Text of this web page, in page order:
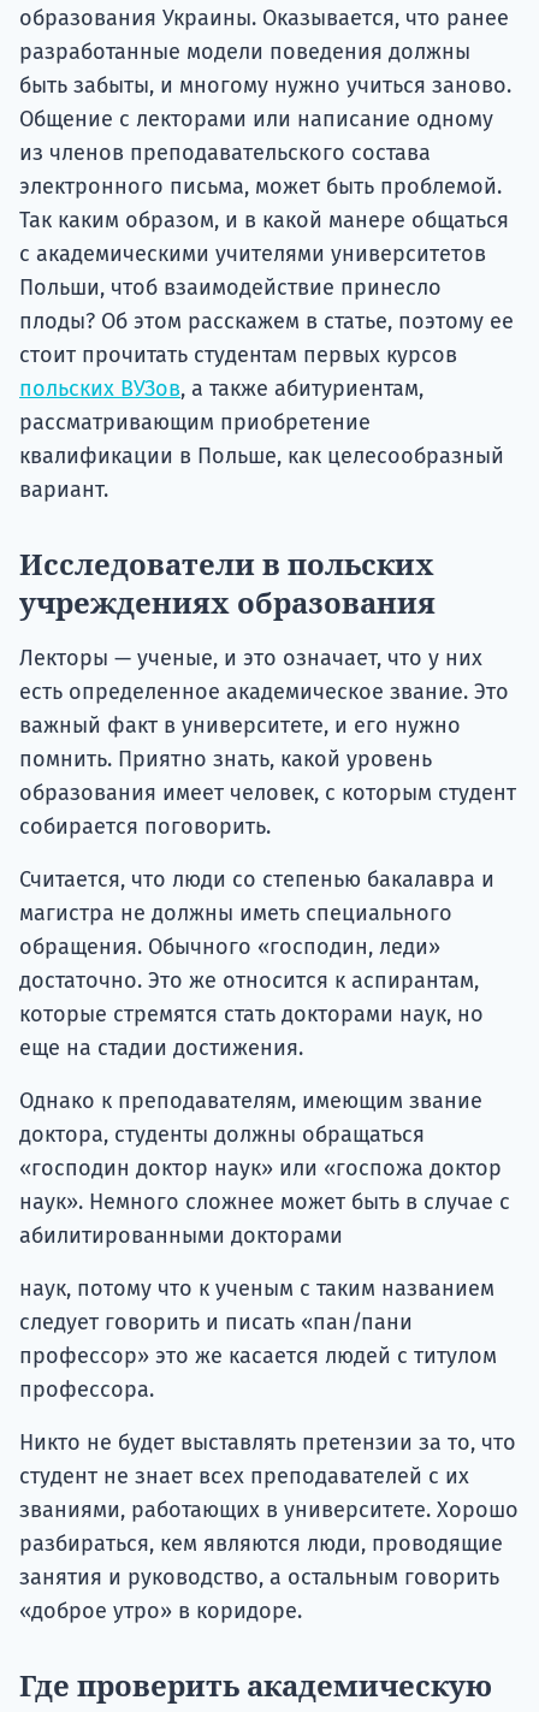
образования Украины. Оказывается, что ранее
разработанные модели поведения должны
быть забыты, и многому нужно учиться заново.
Общение с лекторами или написание одному
из членов преподавательского состава
электронного письма, может быть проблемой.
Так каким образом, и в какой манере общаться
с академическими учителями университетов
Польши, чтоб взаимодействие принесло
плоды? Об этом расскажем в статье, поэтому ее
стоит прочитать студентам первых курсов
польских ВУЗов, а также абитуриентам,
рассматривающим приобретение
квалификации в Польше, как целесообразный
вариант.
Исследователи в польских
учреждениях образования
Лекторы — ученые, и это означает, что у них
есть определенное академическое звание. Это
важный факт в университете, и его нужно
помнить. Приятно знать, какой уровень
образования имеет человек, с которым студент
собирается поговорить.
Считается, что люди со степенью бакалавра и
магистра не должны иметь специального
обращения. Обычного «господин, леди»
достаточно. Это же относится к аспирантам,
которые стремятся стать докторами наук, но
еще на стадии достижения.
Однако к преподавателям, имеющим звание
доктора, студенты должны обращаться
«господин доктор наук» или «госпожа доктор
наук». Немного сложнее может быть в случае с
абилитированными докторами
наук, потому что к ученым с таким названием
следует говорить и писать «пан/пани
профессор» это же касается людей с титулом
профессора.
Никто не будет выставлять претензии за то, что
студент не знает всех преподавателей с их
званиями, работающих в университете. Хорошо
разбираться, кем являются люди, проводящие
занятия и руководство, а остальным говорить
«доброе утро» в коридоре.
Где проверить академическую